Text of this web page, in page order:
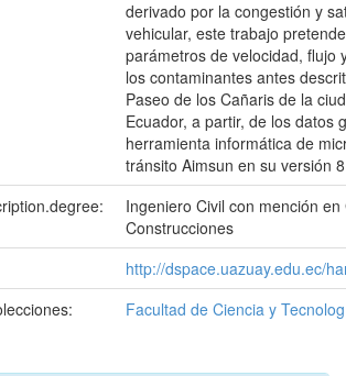
derivado por la congestión y
vehicular, este trabajo
parámetros de velocidad, flujo
los contaminantes antes
Paseo de los Cañaris de la
Ecuador, a partir, de los datos
herramienta informática de
tránsito Aimsun en su versión
Ingeniero Civil con mención
Construcciones
http://dspace.uazuay.edu.ec/
Facultad de Ciencia y